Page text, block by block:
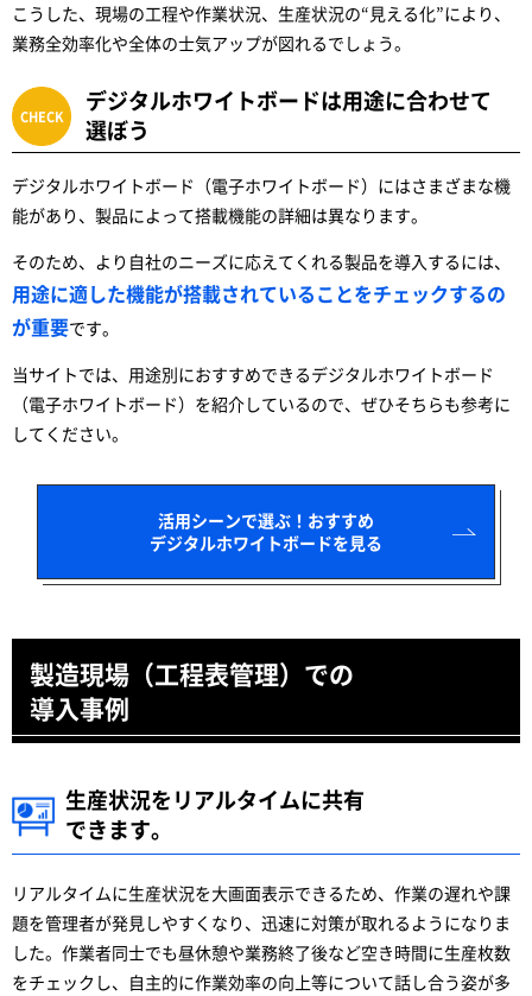
こうした、現場の工程や作業状況、生産状況の“見える化”により、
業務全効率化や全体の士気アップが図れるでしょう。
デジタルホワイトボードは用途に合わせて
選ぼう
デジタルホワイトボード（電子ホワイトボード）にはさまざまな機
能があり、製品によって搭載機能の詳細は異なります。
そのため、より自社のニーズに応えてくれる製品を導入するには、
用途に適した機能が搭載されていることをチェックするの
が重要です。
当サイトでは、用途別におすすめできるデジタルホワイトボード
（電子ホワイトボード）を紹介しているので、ぜひそちらも参考に
してください。
活用シーンで選ぶ！おすすめ
デジタルホワイトボードを見る
製造現場（工程表管理）での
導入事例
生産状況をリアルタイムに共有
できます。
リアルタイムに生産状況を大画面表示できるため、作業の遅れや課
題を管理者が発見しやすくなり、迅速に対策が取れるようになりま
した。作業者同士でも昼休憩や業務終了後など空き時間に生産枚数
をチェックし、自主的に作業効率の向上等について話し合う姿が多